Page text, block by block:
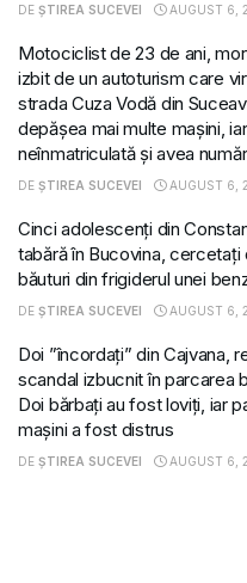
DE ȘTIREA SUCEVEI AUGUST 6,
Motociclist de 23 de ani,
izbit de un autoturism care
strada Cuza Vodă din
depășea mai multe mașini,
neînmatriculată și avea
DE ȘTIREA SUCEVEI AUGUST 6,
Cinci adolescenți din
tabără în Bucovina, cercetați
băuturi din frigiderul unei
DE ȘTIREA SUCEVEI AUGUST 6,
Doi ”încordați” din Cajvana,
scandal izbucnit în parcarea
Doi bărbați au fost loviți, iar
mașini a fost distrus
DE ȘTIREA SUCEVEI AUGUST 6,